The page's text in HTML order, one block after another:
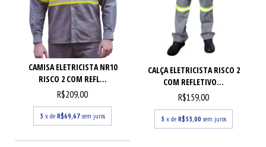
CAMISA ELETRICISTA NR10
RISCO 2 COM REFL...
R$209,00
3 x de R$69,67 sem juros
CALÇA ELETRICISTA RISCO 2
COM REFLETIVO...
R$159,00
3 x de R$53,00 sem juros